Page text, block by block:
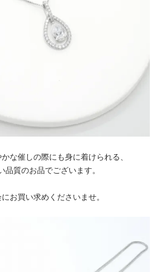
な催しの際にも身に着けられる、
品質のお品でございます。
お買い求めくださいませ。